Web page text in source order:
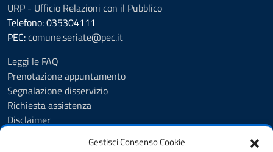
Gestisci Consenso Cookie
URP - Ufficio Relazioni con il Pubblico
Telefono: 035304111
PEC:comune.seriate@pec.it
Leggi le FAQ
Prenotazione appuntamento
Segnalazione disservizio
Richiesta assistenza
Disclaimer